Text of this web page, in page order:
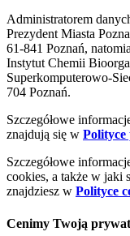
Administratorem
Prezydent Miasta
61-841 Poznań,
Instytut Chemii
Superkomputerowo-
704 Poznań.
Szczegółowe
znajdują się w Polityce
Szczegółowe
cookies, a także w jaki
znajdziesz w Polityce
Cenimy Twoją